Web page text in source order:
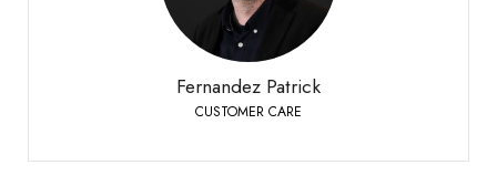
Fernandez Patrick
CUSTOMER CARE
Téléphone:
+41 21 977 20 00